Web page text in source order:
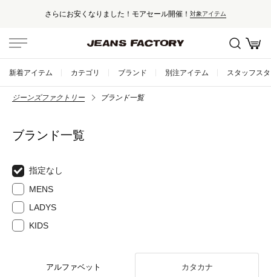
さらにお安くなりました！モアセール開催！ 対象アイテム
新着アイテム カテゴリ ブランド 別注アイテム スタッフス
ジーンズファクトリー ブランド一覧
ブランド一覧
指定なし
MENS
LADYS
KIDS
アルファベット カタカナ